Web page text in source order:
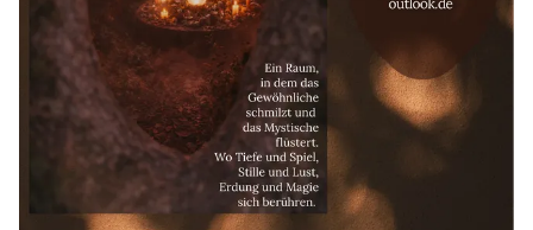
Ein heiliger Raum, in dem du die Hexe in dir (neu)
entdecken kannst. Ein Raum jenseits von Masken,
Rollen und Erwartungen. Für deine Echtheit, deine
Sinnlichkeit, deine Kraft.
Im Anhang findest du den Flyer und Stimmen aus den
letzten Tempeln.
: 21. Februar 2026Ort
: Tübingen (genaue